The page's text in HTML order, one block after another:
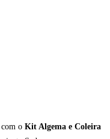
com o Kit Algema e Coleira